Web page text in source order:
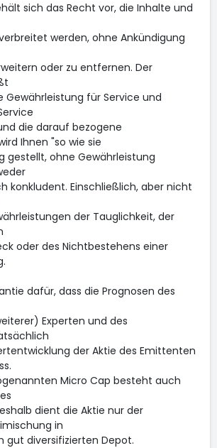
sich das Recht vor, die Inhalte und
werden, ohne Ankündigung
oder zu entfernen. Der
Gewährleistung für Service und
die darauf bezogene
Ihnen "so wie sie
gestellt, ohne Gewährleistung
konkludent. Einschließlich, aber nicht
der Tauglichkeit, der
oder des Nichtbestehens einer
dafür, dass die Prognosen des
Experten und des
der Aktie des Emittenten
Micro Cap besteht auch
dient die Aktie nur der
in
gut diversifizierten Depot.